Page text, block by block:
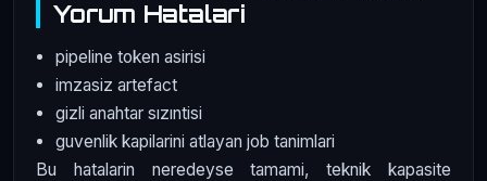
Yorum Hatalari
pipeline token asirisi
imzasiz artefact
gizli anahtar sızıntisi
guvenlik kapilarini atlayan job tanimlari
Bu hatalarin neredeyse tamami, teknik kapasite